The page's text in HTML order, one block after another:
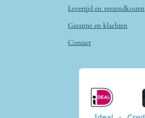
Levertijd en verzendkosten
Garantie en klachten
Contact